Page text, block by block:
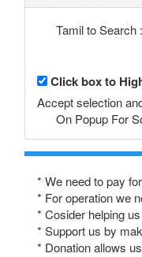
Tamil to
Click box to
Accept selection
On Popup For
* We need to pay
* For operation we
* Cosider helping us
* Support us by
* Donation allows